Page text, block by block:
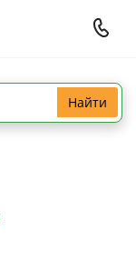
Найти